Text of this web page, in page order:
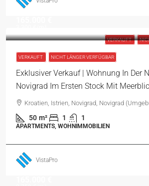
VERKAUFT
VERKAUFT NICHT LÄNGER VERFÜGBAR
Exklusiver Verkauf | Wohnung In Der
Novigrad Im Ersten Stock Mit
Kroatien, Istrien, Novigrad, Novigrad
50 m² 1 1
APARTMENTS, WOHNIMMOBILIEN
VistaPro